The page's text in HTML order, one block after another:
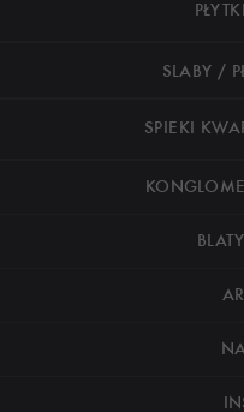
SLABY /
SPIEKI